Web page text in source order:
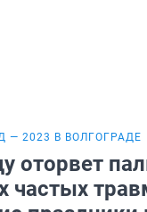
— 2023 В ВОЛГОГРАДЕ
оторвет
частых